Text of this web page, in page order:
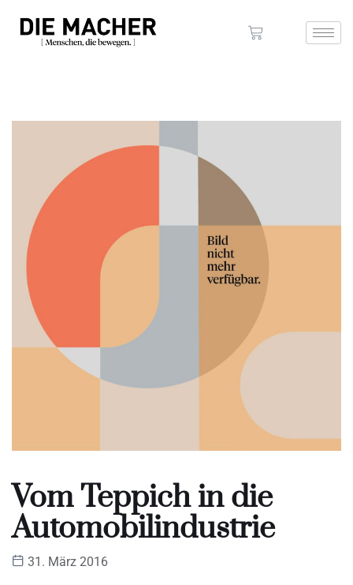
Vom Teppich in die
Automobilindustrie
31. März 2016